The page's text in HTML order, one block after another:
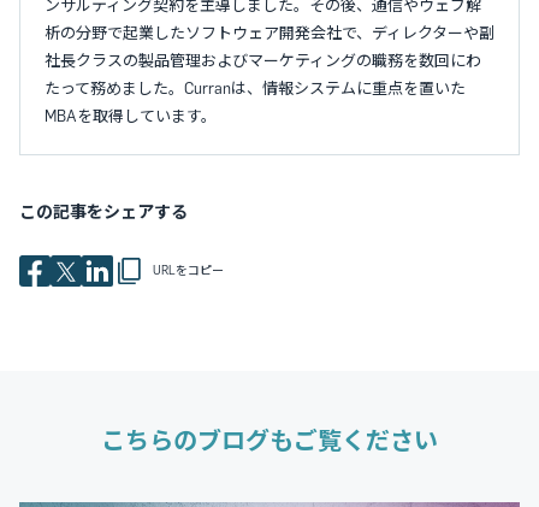
ンサルティング契約を主導しました。その後、通信やウェブ解
析の分野で起業したソフトウェア開発会社で、ディレクターや副
社長クラスの製品管理およびマーケティングの職務を数回にわ
たって務めました。Curranは、情報システムに重点を置いた
MBAを取得しています。
この記事をシェアする
URLをコピー
こちらのブログもご覧ください